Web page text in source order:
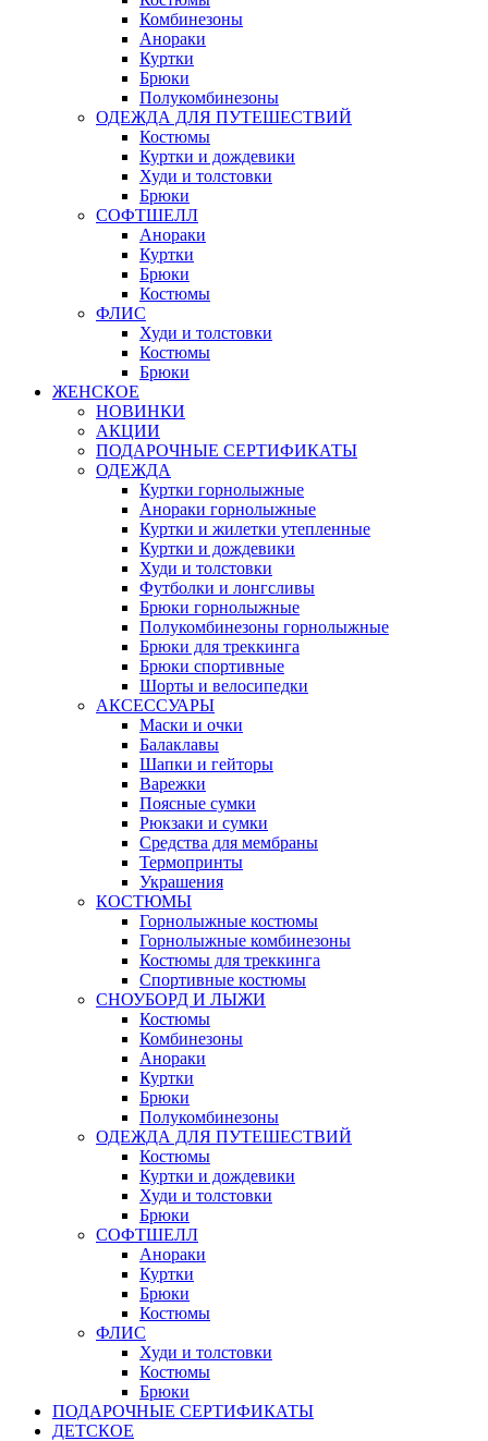
Комбинезоны
Анораки
Куртки
Брюки
Полукомбинезоны
ОДЕЖДА ДЛЯ ПУТЕШЕСТВИЙ
Костюмы
Куртки и дождевики
Худи и толстовки
Брюки
СОФТШЕЛЛ
Анораки
Куртки
Брюки
Костюмы
ФЛИС
Худи и толстовки
Костюмы
Брюки
ЖЕНСКОЕ
НОВИНКИ
АКЦИИ
ПОДАРОЧНЫЕ СЕРТИФИКАТЫ
ОДЕЖДА
Куртки горнолыжные
Анораки горнолыжные
Куртки и жилетки утепленные
Куртки и дождевики
Худи и толстовки
Футболки и лонгсливы
Брюки горнолыжные
Полукомбинезоны горнолыжные
Брюки для треккинга
Брюки спортивные
Шорты и велосипедки
АКСЕССУАРЫ
Маски и очки
Балаклавы
Шапки и гейторы
Варежки
Поясные сумки
Рюкзаки и сумки
Средства для мембраны
Термопринты
Украшения
КОСТЮМЫ
Горнолыжные костюмы
Горнолыжные комбинезоны
Костюмы для треккинга
Спортивные костюмы
СНОУБОРД И ЛЫЖИ
Костюмы
Комбинезоны
Анораки
Куртки
Брюки
Полукомбинезоны
ОДЕЖДА ДЛЯ ПУТЕШЕСТВИЙ
Костюмы
Куртки и дождевики
Худи и толстовки
Брюки
СОФТШЕЛЛ
Анораки
Куртки
Брюки
Костюмы
ФЛИС
Худи и толстовки
Костюмы
Брюки
ПОДАРОЧНЫЕ СЕРТИФИКАТЫ
ДЕТСКОЕ